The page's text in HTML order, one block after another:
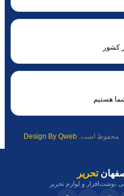
هستیم
محفوظ است.Design By Qweb
تحریر
و لوازم تحریر